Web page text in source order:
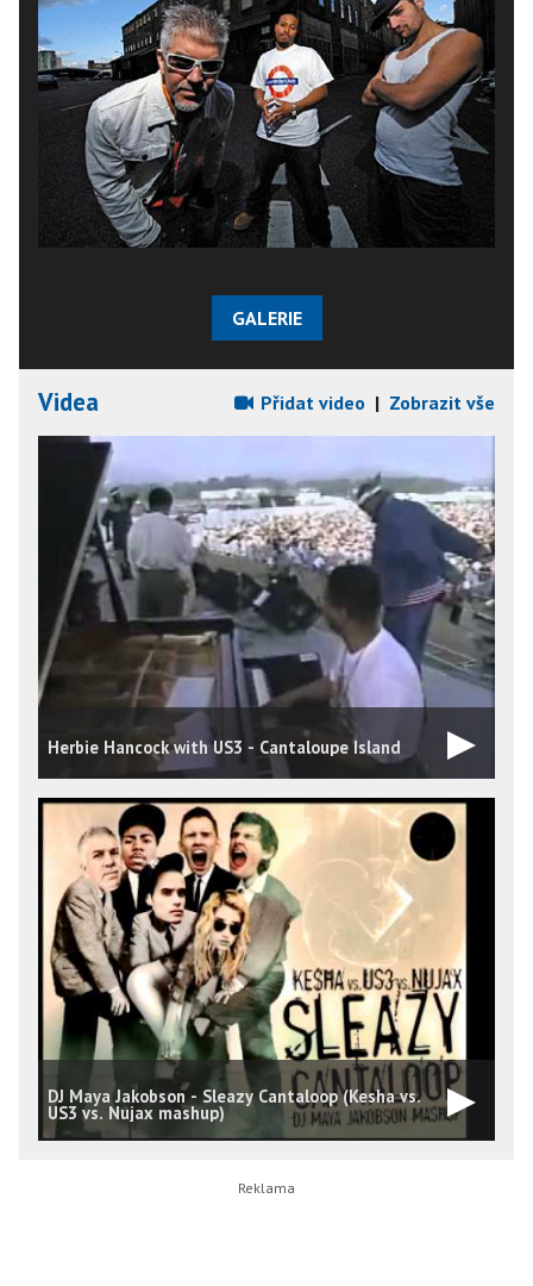
GALERIE
Videa Přidat video | Zobrazit vše
Herbie Hancock with US3 - Cantaloupe Island
DJ Maya Jakobson - Sleazy Cantaloop (Kesha vs.
US3 vs. Nujax mashup)